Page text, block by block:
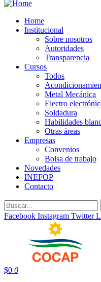
Home
Institucional
Sobre nosotros
Autoridades
Transparencia
Cursos
Todos
Metal Mecánica
Electro
Soldadura
Habilidades
Otras áreas
Empresas
Convenios
Bolsa de trabajo
Novedades
INEFOP
Contacto
Facebook Instagram Twitter
$0 0